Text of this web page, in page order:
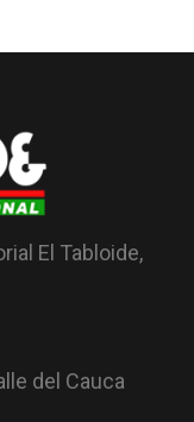
El Tabloide,
del Cauca